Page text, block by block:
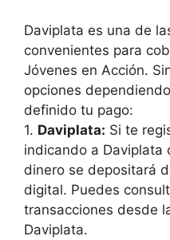
Daviplata es una de
convenientes para
Jóvenes en Acción.
opciones
definido tu pago:
1. Daviplata: Si te
indicando a Daviplata
dinero se depositará
digital. Puedes
transacciones desde
Daviplata.